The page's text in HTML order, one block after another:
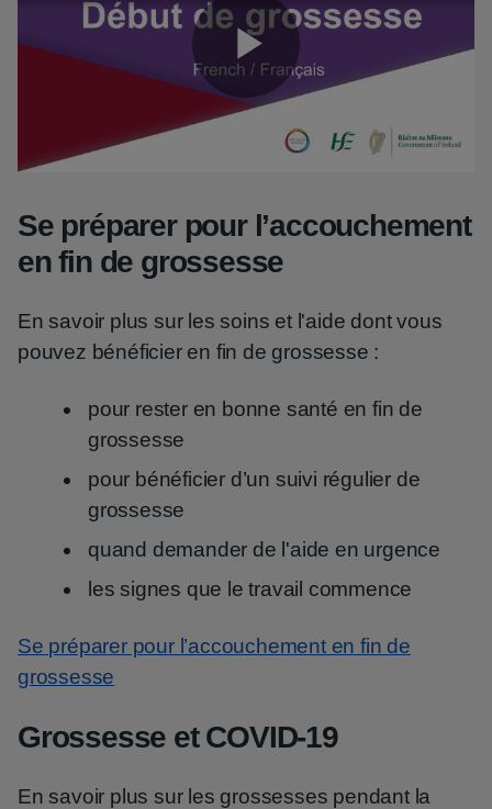
Play
Video
Se préparer pour l’accouchement
en fin de grossesse
En savoir plus sur les soins et l'aide dont vous
pouvez bénéficier en fin de grossesse :
pour rester en bonne santé en fin de
grossesse
pour bénéficier d’un suivi régulier de
grossesse
quand demander de l'aide en urgence
les signes que le travail commence
Se préparer pour l’accouchement en fin de
grossesse
Grossesse et COVID-19
En savoir plus sur les grossesses pendant la